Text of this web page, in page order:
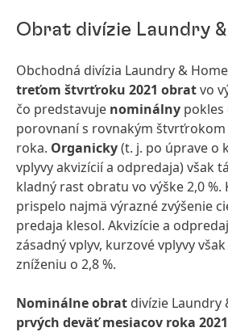
Obrat divízie Laundry
Obchodná divízia Laundry &
treťom štvrťroku 2021 obratvo
čo predstavuje nominálny pokles
porovnaní s rovnakým
roka. Organicky(t. j. po úprave o
vplyvy akvizícií a odpredaja) však
kladný rast obratu vo výške 2,0
prispelo najmä výrazné zvýšenie
predaja klesol. Akvizície a
zásadný vplyv, kurzové vplyvy
zníženiu o 2,8 %.
Nominálneobrat divízie Laundry
prvých deväť mesiacov roka 2021